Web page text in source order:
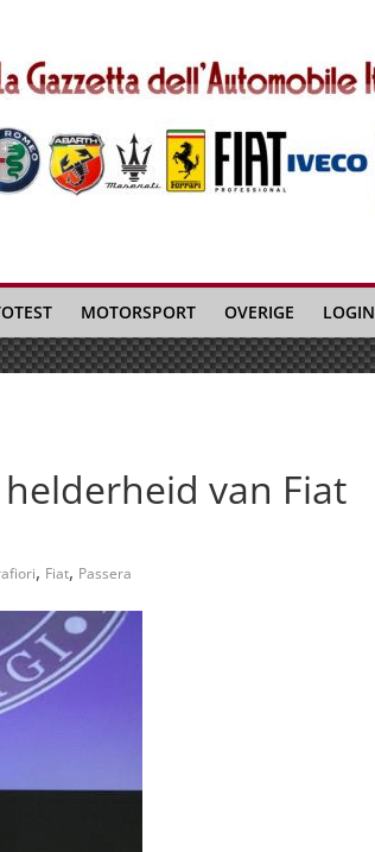
MOTORSPORT OVERIGE LOGIN
van Fiat
, Fiat, Passera